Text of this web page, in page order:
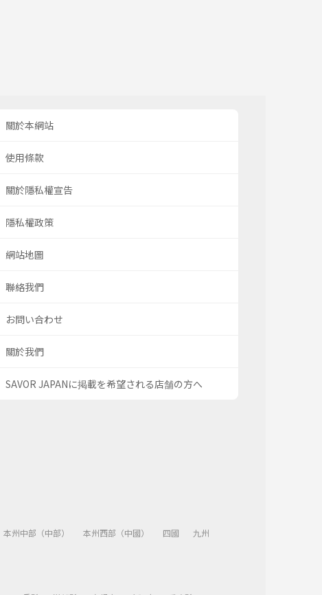
關於本網站
使用條款
關於隱私權宣告
隱私權政策
網站地圖
聯絡我們
お問い合わせ
關於我們
SAVOR JAPANに掲載を希望される店舗の方へ
本州中部（中部） 本州西部（中國） 四國
九州